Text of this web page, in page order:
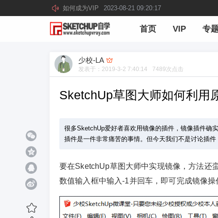
如何成为VIP 2023-08-21 09:20:17
首页 VIP 专
少校-LA
发表于： 2019-3-2 7:40:14 7489次点击
SketchUp草图大师如何利用
很多SketchUp爱好者喜欢用镜像的插件，镜像插件确
插件是一件非常痛苦的事情。但今天我们不是讨论插
要在SketchUp草图大师中实现镜像，方法还
数值输入框中输入-1并回车，即可完成镜像操